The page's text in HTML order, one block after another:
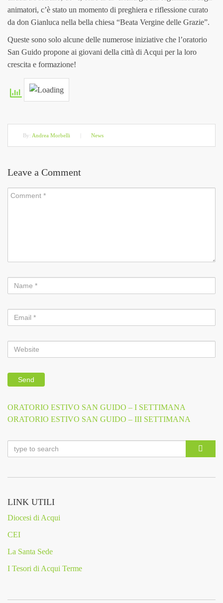
animatori, c’è stato un momento di preghiera e riflessione curato
da don Gianluca nella bella chiesa “Beata Vergine delle Grazie”.
Queste sono solo alcune delle numerose iniziative che l’oratorio
San Guido propone ai giovani della città di Acqui per la loro
crescita e formazione!
By: Andrea Morbelli News
Leave a Comment
Navigazione
Previous
Post
ORATORIO ESTIVO SAN GUIDO – I SETTIMANA
Next
ORATORIO ESTIVO SAN GUIDO – III SETTIMANA
LINK UTILI
Diocesi di Acqui
CEI
La Santa Sede
I Tesori di Acqui Terme